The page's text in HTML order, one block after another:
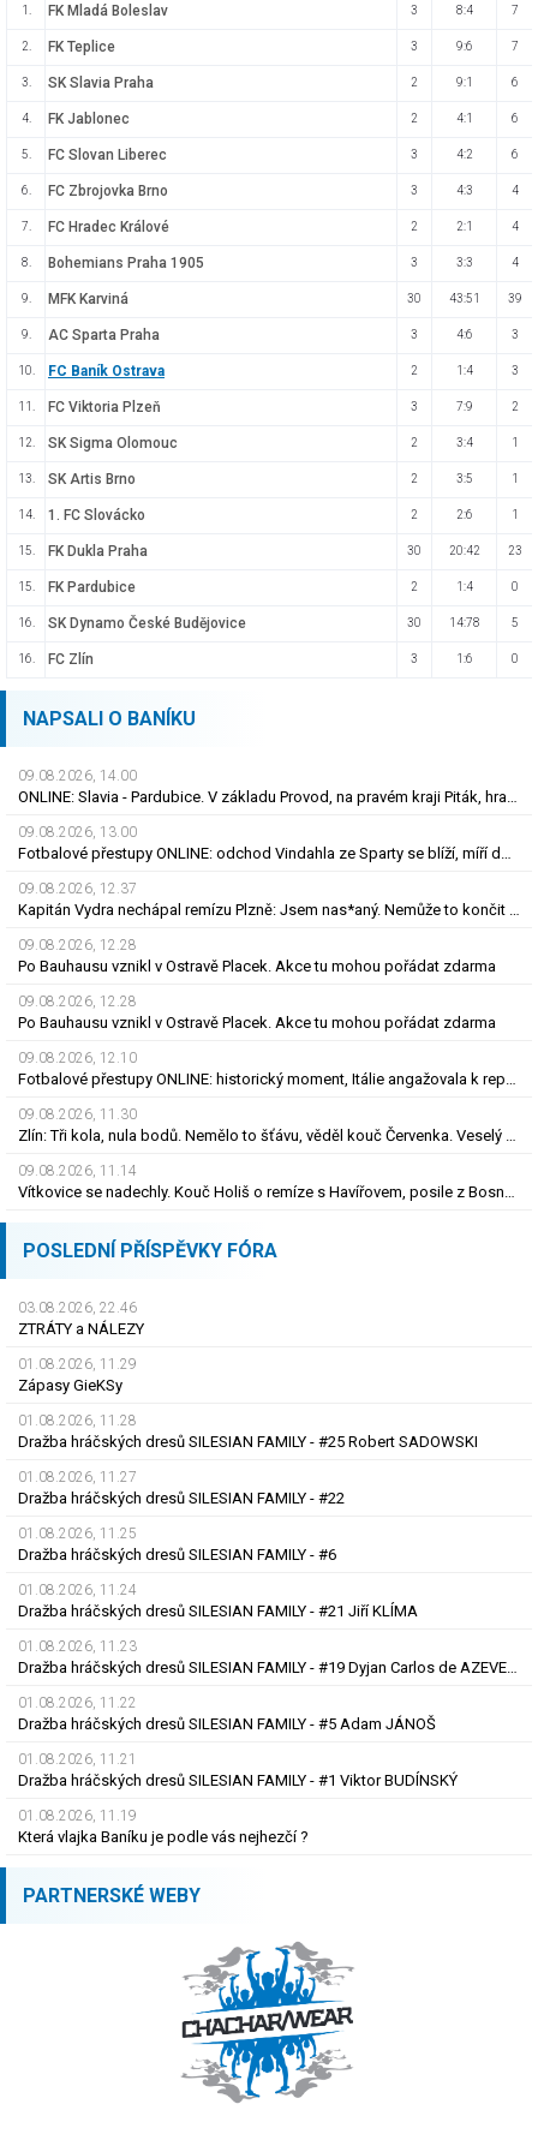
1. FK Mladá Boleslav 3 8:4 7
2. FK Teplice 3 9:6 7
3. SK Slavia Praha 2 9:1 6
4. FK Jablonec 2 4:1 6
5. FC Slovan Liberec 3 4:2 6
6. FC Zbrojovka Brno 3 4:3 4
7. FC Hradec Králové 2 2:1 4
8. Bohemians Praha 1905 3 3:3 4
9. MFK Karviná 30 43:51 39
9. AC Sparta Praha 3 4:6 3
10. FC Baník Ostrava 2 1:4 3
11. FC Viktoria Plzeň 3 7:9 2
12. SK Sigma Olomouc 2 3:4 1
13. SK Artis Brno 2 3:5 1
14. 1. FC Slovácko 2 2:6 1
15. FK Dukla Praha 30 20:42 23
15. FK Pardubice 2 1:4 0
16. SK Dynamo České Budějovice 30 14:78 5
16. FC Zlín 3 1:6 0
NAPSALI O BANÍKU
09.08.2026, 14.00
ONLINE: Slavia - Pardubice. V základu Provod, na pravém kraji Piták, hraje i N\'Guessan
09.08.2026, 13.00
Fotbalové přestupy ONLINE: odchod Vindahla ze Sparty se blíží, míří do druhé italské ligy
09.08.2026, 12.37
Kapitán Vydra nechápal remízu Plzně: Jsem nas*aný. Nemůže to končit jako házená
09.08.2026, 12.28
Po Bauhausu vznikl v Ostravě Placek. Akce tu mohou pořádat zdarma
09.08.2026, 12.28
Po Bauhausu vznikl v Ostravě Placek. Akce tu mohou pořádat zdarma
09.08.2026, 12.10
Fotbalové přestupy ONLINE: historický moment, Itálie angažovala k reprezentaci šermířku
09.08.2026, 11.30
Zlín: Tři kola, nula bodů. Nemělo to šťávu, věděl kouč Červenka. Veselý dostal dárek
09.08.2026, 11.14
Vítkovice se nadechly. Kouč Holiš o remíze s Havířovem, posile z Bosny i béčku
POSLEDNÍ PŘÍSPĚVKY FÓRA
03.08.2026, 22.46
ZTRÁTY a NÁLEZY
01.08.2026, 11.29
Zápasy GieKSy
01.08.2026, 11.28
Dražba hráčských dresů SILESIAN FAMILY - #25 Robert SADOWSKI
01.08.2026, 11.27
Dražba hráčských dresů SILESIAN FAMILY - #22
01.08.2026, 11.25
Dražba hráčských dresů SILESIAN FAMILY - #6
01.08.2026, 11.24
Dražba hráčských dresů SILESIAN FAMILY - #21 Jiří KLÍMA
01.08.2026, 11.23
Dražba hráčských dresů SILESIAN FAMILY - #19 Dyjan Carlos de AZEVEDO
01.08.2026, 11.22
Dražba hráčských dresů SILESIAN FAMILY - #5 Adam JÁNOŠ
01.08.2026, 11.21
Dražba hráčských dresů SILESIAN FAMILY - #1 Viktor BUDÍNSKÝ
01.08.2026, 11.19
Která vlajka Baníku je podle vás nejhezčí ?
PARTNERSKÉ WEBY